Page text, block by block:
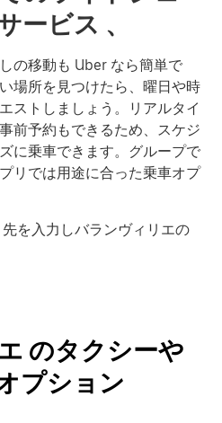
ービス 、
の移動も Uber なら簡単で
場所を見つけたら、曜日や時
ストしましょう。リアルタイ
前予約もできるため、スケジ
に乗車できます。グループで
リでは用途に合った乗車オプ
を入力しバランヴィリエの
のタクシーや
プション